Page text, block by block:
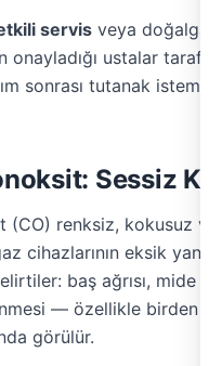
servis veya doğalgaz
onayladığı ustalar
sonrası tutanak istemeyi
Sessiz
(CO) renksiz, kokusuz ve
cihazlarının eksik
baş ağrısı, mide
— özellikle birden
görülür.